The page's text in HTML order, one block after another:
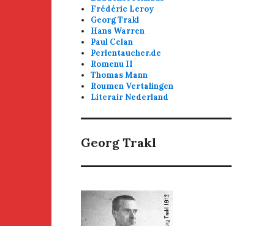
Frédéric Leroy
Georg Trakl
Hans Warren
Paul Celan
Perlentaucher.de
Romenu II
Thomas Mann
Roumen Vertalingen
Literair Nederland
Georg Trakl